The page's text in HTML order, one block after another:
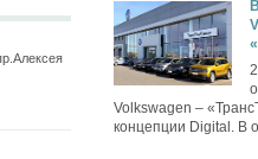
Volkswagen –
концепции Digital. В